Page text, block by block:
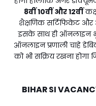
8वीं 10वीं और 12वीं
शैक्षणिक सर्टिफिकेट और
इसके साथ ही ऑनलाइन
ऑनलाइन प्रणाली चाहे
को भी सक्रिय रखना
BIHAR SI